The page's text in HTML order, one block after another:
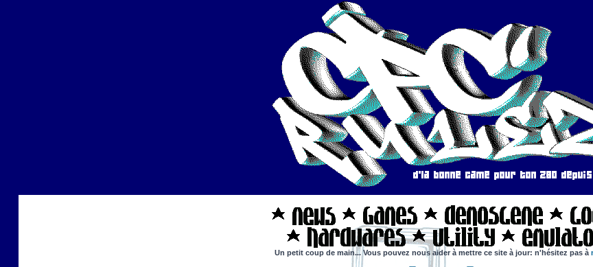
Un petit coup de main... Vous pouvez nous aider à mettre ce site à jour: n'hésitez pas à